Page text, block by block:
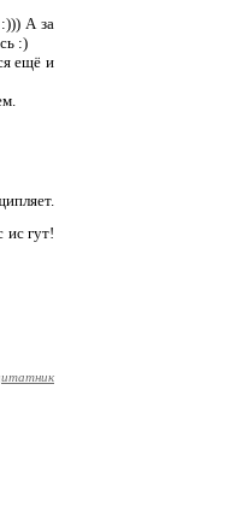
А за
:)
ещё и
ис гут!